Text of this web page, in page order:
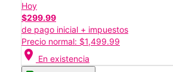
Hoy
$299.99
de pago inicial + impuestos
Precio normal: $1,499.99
location_on En existencia